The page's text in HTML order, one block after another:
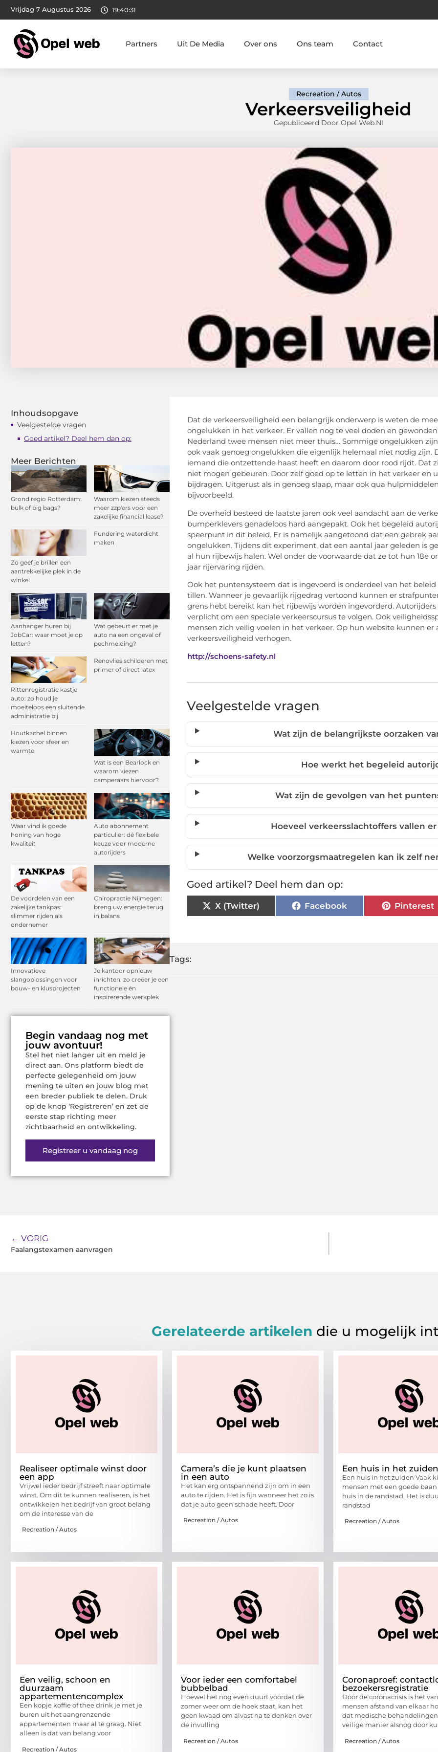
Vrijdag 7 Augustus 2026 19:40:32
Partners Uit De Media Over ons Ons team Contact
Recreation / Autos
Verkeersveiligheid
Gepubliceerd Door Opel Web.nl
Inhoudsopgave
Veelgestelde vragen
Goed artikel? Deel hem dan op:
Meer Berichten
Grond regio Rotterdam:
bulk of big bags?
Waarom kiezen steeds
meer zzp'ers voor een
zakelijke financial lease?
Zo geef je brillen een
aantrekkelijke plek in de
winkel
Fundering waterdicht
maken
Aanhanger huren bij
JobCar: waar moet je op
letten?
Wat gebeurt er met je
auto na een ongeval of
pechmelding?
Rittenregistratie kastje
auto: zo houd je
moeiteloos een sluitende
administratie bij
Renovlies schilderen met
primer of direct latex
Houtkachel binnen
kiezen voor sfeer en
warmte
Wat is een Bearlock en
waarom kiezen
camperaars hiervoor?
Waar vind ik goede
honing van hoge
kwaliteit
Auto abonnement
particulier: dé flexibele
keuze voor moderne
autorijders
De voordelen van een
zakelijke tankpas:
slimmer rijden als
ondernemer
Chiropractie Nijmegen:
breng uw energie terug
in balans
Innovatieve
slangoplossingen voor
bouw- en klusprojecten
Je kantoor opnieuw
inrichten: zo creëer je een
functionele én
inspirerende werkplek
Begin vandaag nog met
jouw avontuur!
Stel het niet langer uit en meld je
direct aan. Ons platform biedt de
perfecte gelegenheid om jouw
mening te uiten en jouw blog met
een breder publiek te delen. Druk
op de knop ‘Registreren’ en zet de
eerste stap richting meer
zichtbaarheid en ontwikkeling.
Registreer u vandaag nog
Dat de verkeersveiligheid een belangrijk onderwerp is weten de
ongelukken in het verkeer. Er vallen nog te veel doden en
Nederland twee mensen niet meer thuis… Sommige ongelukken
ook vaak genoeg ongelukken die eigenlijk helemaal niet nodig zijn.
iemand die ontzettende haast heeft en daarom door rood rijdt. Dat
niet mogen gebeuren. Door zelf goed op te letten in het verkeer en
bijdragen. Uitgerust als in genoeg slaap, maar ook qua
bijvoorbeeld.
De overheid besteed de laatste jaren ook veel aandacht aan de
bumperklevers genadeloos hard aangepakt. Ook het begeleid
speerpunt in dit beleid. Er is namelijk aangetoond dat een gebrek
ongelukken. Tijdens dit experiment, dat een aantal jaar geleden is
al hun rijbewijs halen. Wel onder de voorwaarde dat ze tot hun 18e
jaar rijervaring rijden.
Ook het puntensysteem dat is ingevoerd is onderdeel van het
tillen. Wanneer je gevaarlijk rijgedrag vertoond kunnen er
grens hebt bereikt kan het rijbewijs worden ingevorderd.
verplicht om een speciale verkeerscursus te volgen. Ook
mensen zich veilig voelen in het verkeer. Op hun website kunnen
verkeersveiligheid verhogen.
http://schoens-safety.nl
Veelgestelde vragen
Wat zijn de belangrijkste oorzaken
Hoe werkt het begeleid
Wat zijn de gevolgen van het
Hoeveel verkeersslachtoffers vallen
Welke voorzorgsmaatregelen kan ik zelf
Goed artikel? Deel hem dan op:
X (Twitter) Facebook Pinterest
Tags:
← VORIG
Faalangstexamen aanvragen
Gerelateerde artikelen die u mogelijk
Realiseer optimale winst door
een app
Vrijwel ieder bedrijf streeft naar optimale
winst. Om dit te kunnen realiseren, is het
ontwikkelen het bedrijf van groot belang
om de interesse van de
Recreation / Autos
Camera’s die je kunt plaatsen
in een auto
Het kan erg ontspannend zijn om in een
auto te rijden. Het is fijn wanneer het zo is
dat je auto geen schade heeft. Door
Recreation / Autos
Een huis in het zuiden
Een huis in het zuiden Vaak
mensen met een goede baan
huis in de randstad. Het is
randstad
Recreation / Autos
Een veilig, schoon en
duurzaam
appartementencomplex
Een kopje koffie of thee drink je met je
buren uit het aangrenzende
appartementen maar al te graag. Niet
alleen is dat van belang voor
Recreation / Autos
Voor ieder een comfortabel
bubbelbad
Hoewel het nog even duurt voordat de
zomer weer om de hoek staat, kan het
geen kwaad om alvast na te denken over
de invulling
Recreation / Autos
Coronaproef:
bezoekersregistratie
Door de coronacrisis is het
mensen afstand van elkaar
dat medische
veilige manier alsnog door
Recreation / Autos